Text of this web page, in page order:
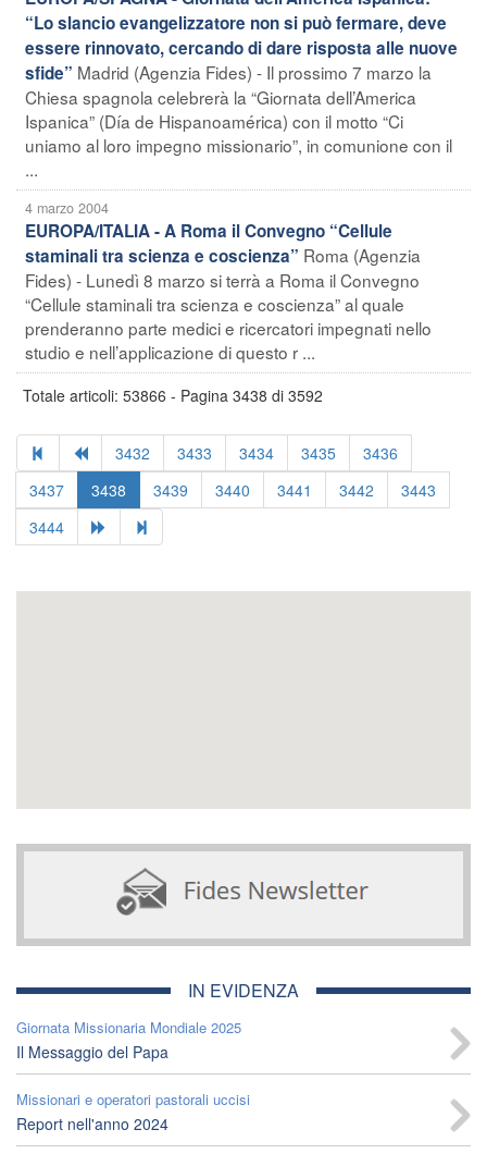
“Lo slancio evangelizzatore non si può fermare, deve
essere rinnovato, cercando di dare risposta alle nuove
sfide” Madrid (Agenzia Fides) - Il prossimo 7 marzo la
Chiesa spagnola celebrerà la “Giornata dell’America
Ispanica” (Día de Hispanoamérica) con il motto “Ci
uniamo al loro impegno missionario”, in comunione con il
...
4 marzo 2004
EUROPA/ITALIA - A Roma il Convegno “Cellule
staminali tra scienza e coscienza” Roma (Agenzia
Fides) - Lunedì 8 marzo si terrà a Roma il Convegno
“Cellule staminali tra scienza e coscienza” al quale
prenderanno parte medici e ricercatori impegnati nello
studio e nell’applicazione di questo r ...
Totale articoli: 53866 - Pagina 3438 di 3592
3432 3433 3434 3435
3436
3437
3438 3439 3440 3441 3442
3443
3444
IN EVIDENZA
Giornata Missionaria Mondiale 2025
Il Messaggio del Papa
Missionari e operatori pastorali uccisi
Report nell'anno 2024